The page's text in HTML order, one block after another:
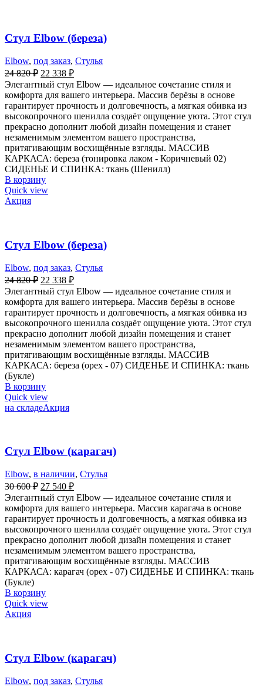
Стул Elbow (береза)
Elbow, под заказ, Стулья
24 820₽ 22 338 ₽
Элегантный стул Elbow — идеальное сочетание стиля и
комфорта для вашего интерьера. Массив берёзы в основе
гарантирует прочность и долговечность, а мягкая обивка из
высокопрочного шенилла создаёт ощущение уюта. Этот стул
прекрасно дополнит любой дизайн помещения и станет
незаменимым элементом вашего пространства,
притягивающим восхищённые взгляды. МАССИВ
КАРКАСА: береза (тонировка лаком - Коричневый 02)
СИДЕНЬЕ И СПИНКА: ткань (Шенилл)
В корзину
Quick view
Акция
Стул Elbow (береза)
Elbow, под заказ, Стулья
24 820₽ 22 338 ₽
Элегантный стул Elbow — идеальное сочетание стиля и
комфорта для вашего интерьера. Массив берёзы в основе
гарантирует прочность и долговечность, а мягкая обивка из
высокопрочного шенилла создаёт ощущение уюта. Этот стул
прекрасно дополнит любой дизайн помещения и станет
незаменимым элементом вашего пространства,
притягивающим восхищённые взгляды. МАССИВ
КАРКАСА: береза (орех - 07) СИДЕНЬЕ И СПИНКА: ткань
(Букле)
В корзину
Quick view
на складеАкция
Стул Elbow (карагач)
Elbow, в наличии, Стулья
30 600₽ 27 540 ₽
Элегантный стул Elbow — идеальное сочетание стиля и
комфорта для вашего интерьера. Массив карагача в основе
гарантирует прочность и долговечность, а мягкая обивка из
высокопрочного шенилла создаёт ощущение уюта. Этот стул
прекрасно дополнит любой дизайн помещения и станет
незаменимым элементом вашего пространства,
притягивающим восхищённые взгляды. МАССИВ
КАРКАСА: карагач (орех - 07) СИДЕНЬЕ И СПИНКА: ткань
(Букле)
В корзину
Quick view
Акция
Стул Elbow (карагач)
Elbow, под заказ, Стулья